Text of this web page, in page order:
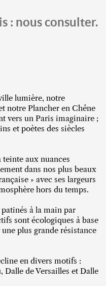
: nous consulter.
lumière, notre
notre Plancher en Chêne
vers un Paris imaginaire ;
et poètes des siècles
teinte aux nuances
dans nos plus beaux
» avec ses largeurs
hors du temps.
à la main par
sont écologiques à base
plus grande résistance
en divers motifs :
de Versailles et Dalle